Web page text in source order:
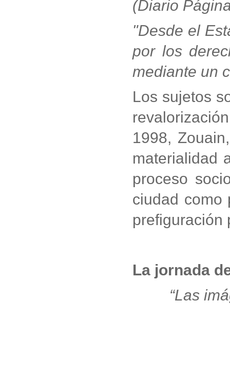
(Diario
"Desde el
por los
mediante un
Los sujetos
1998,
materialidad
proceso
ciudad
prefiguración
La jornada
“Las